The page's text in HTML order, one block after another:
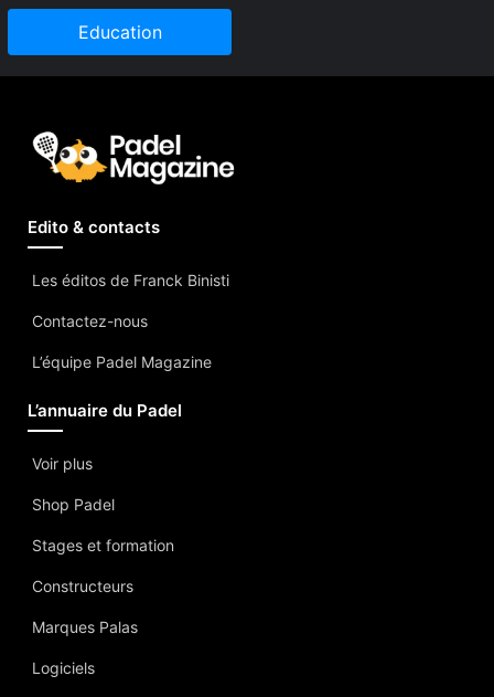
Education
Edito & contacts
Les éditos de Franck Binisti
Contactez-nous
L’équipe Padel Magazine
L’annuaire du Padel
Voir plus
Shop Padel
Stages et formation
Constructeurs
Marques Palas
Logiciels